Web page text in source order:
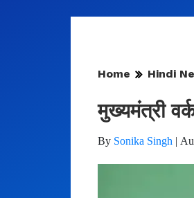
Home Hindi
मुख्यमंत्री
By Sonika Singh |